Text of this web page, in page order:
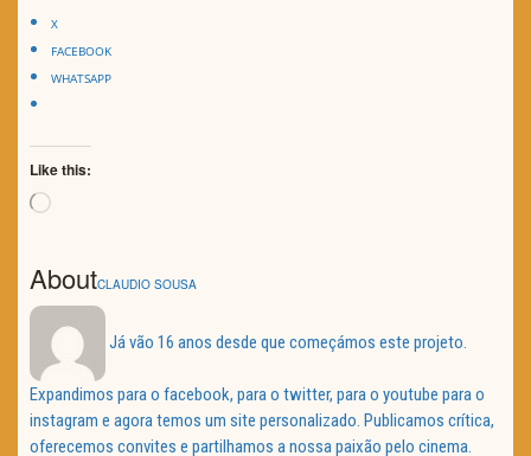
X
FACEBOOK
WHATSAPP
Like this:
Loading…
AboutCLAUDIO SOUSA
Já vão 16 anos desde que começámos este projeto.
Expandimos para o facebook, para o twitter, para o youtube para o
instagram e agora temos um site personalizado. Publicamos crítica,
oferecemos convites e partilhamos a nossa paixão pelo cinema.